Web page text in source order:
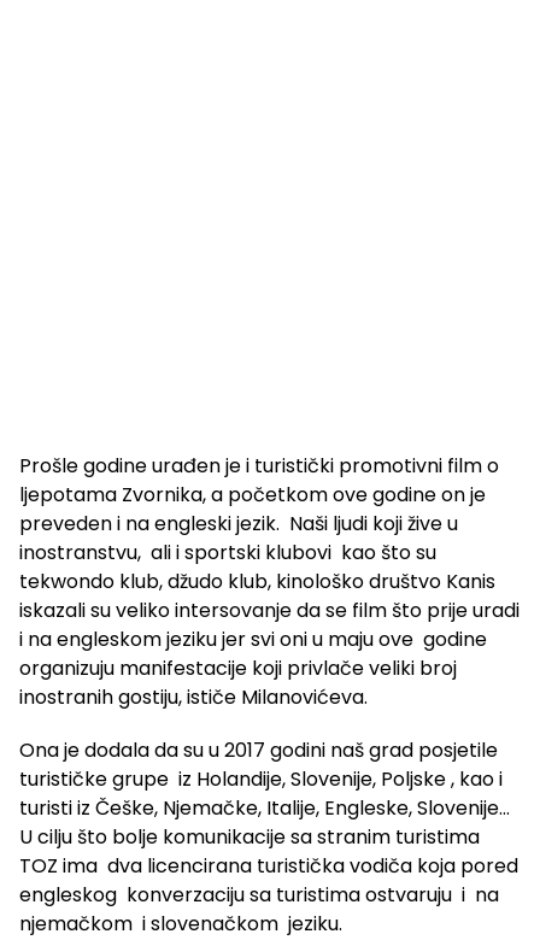
Prošle godine urađen je i turistički promotivni film o
ljepotama Zvornika, a početkom ove godine on je
preveden i na engleski jezik. Naši ljudi koji žive u
inostranstvu, ali i sportski klubovi kao što su
tekwondo klub, džudo klub, kinološko društvo Kanis
iskazali su veliko intersovanje da se film što prije uradi
i na engleskom jeziku jer svi oni u maju ove godine
organizuju manifestacije koji privlače veliki broj
inostranih gostiju, ističe Milanovićeva.
Ona je dodala da su u 2017 godini naš grad posjetile
turističke grupe iz Holandije, Slovenije, Poljske , kao i
turisti iz Češke, Njemačke, Italije, Engleske, Slovenije…
U cilju što bolje komunikacije sa stranim turistima
TOZ ima dva licencirana turistička vodiča koja pored
engleskog konverzaciju sa turistima ostvaruju i na
njemačkom i slovenačkom jeziku.